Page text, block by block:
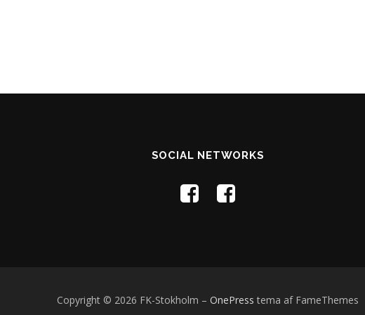
SOCIAL NETWORKS
Copyright © 2026 FK-Stokholm – OnePress tema af FameThemes